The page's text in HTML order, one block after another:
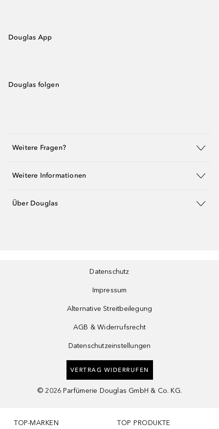
Douglas App
Douglas folgen
Weitere Fragen?
Weitere Informationen
Über Douglas
Datenschutz
Impressum
Alternative Streitbeilegung
AGB & Widerrufsrecht
Datenschutzeinstellungen
VERTRAG WIDERRUFEN
© 2026 Parfümerie Douglas GmbH & Co. KG.
TOP-MARKEN TOP PRODUKTE